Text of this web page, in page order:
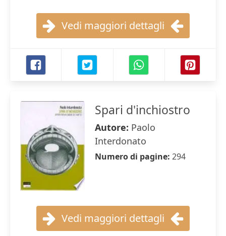
Vedi maggiori dettagli
Spari d'inchiostro
Autore: Paolo
Interdonato
Numero di pagine: 294
Vedi maggiori dettagli